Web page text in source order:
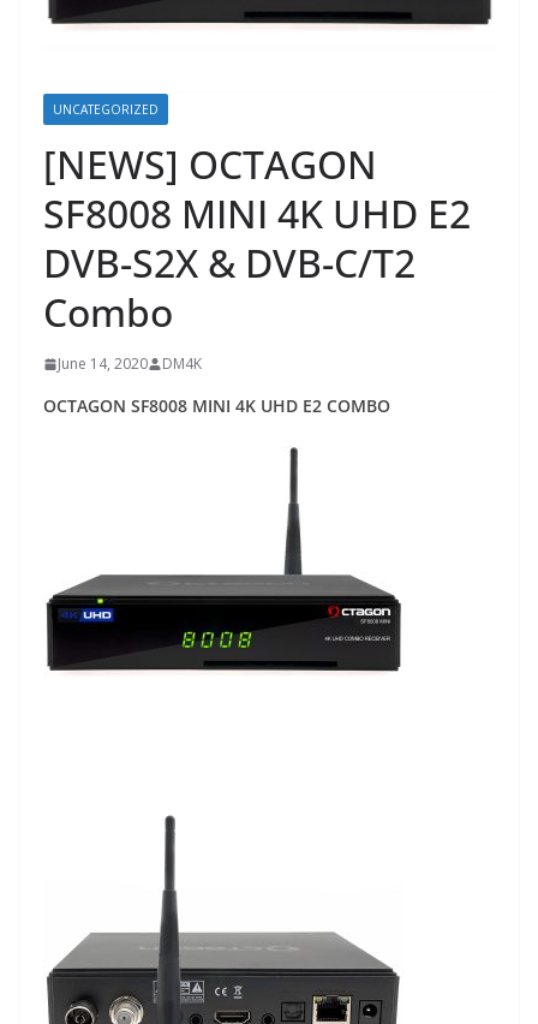
UNCATEGORIZED
[NEWS] OCTAGON
SF8008 MINI 4K UHD E2
DVB-S2X & DVB-C/T2
Combo
June 14, 2020 DM4K
OCTAGON SF8008 MINI 4K UHD E2 COMBO